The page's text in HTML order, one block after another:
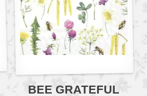
BEE GRATEFUL